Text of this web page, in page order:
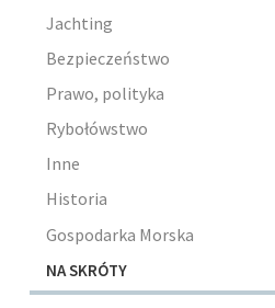
Jachting
Bezpieczeństwo
Prawo, polityka
Rybołówstwo
Inne
Historia
Gospodarka Morska
NA SKRÓTY